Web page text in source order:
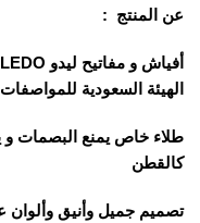
عن المنتج :
الهيئة السعودية
طلاء خاص يمنع البصمات
كالقطن
تصميم جميل وأنيق